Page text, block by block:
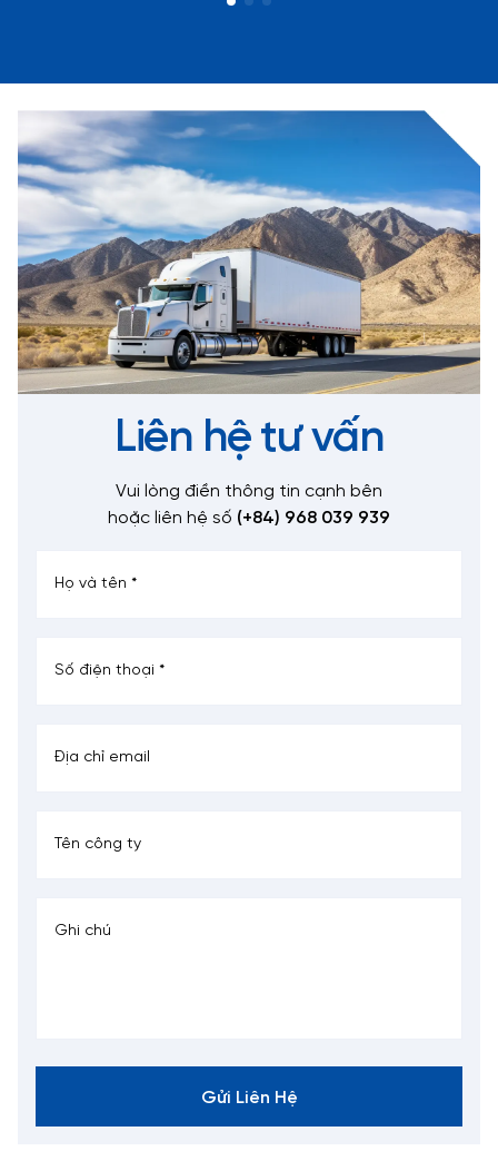
Liên hệ tư vấn
Vui lòng điền thông tin cạnh bên
hoặc liên hệ số (+84) 968 039 939
Gửi Liên Hệ